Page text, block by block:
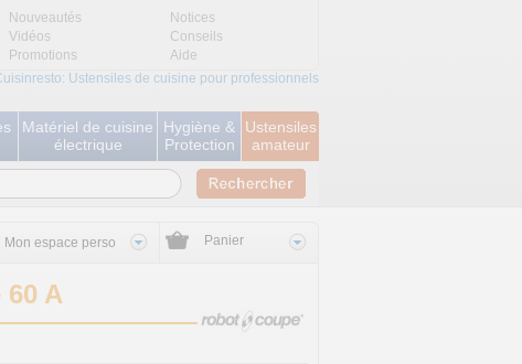
Nouveautés
Notices
Vidéos
Conseils
Promotions
Aide
Ustensiles de cuisine pour professionnels
Matériel de cuisine
électrique
Hygiène &
Protection
Ustensiles
amateur
Mon espace perso Panier
A